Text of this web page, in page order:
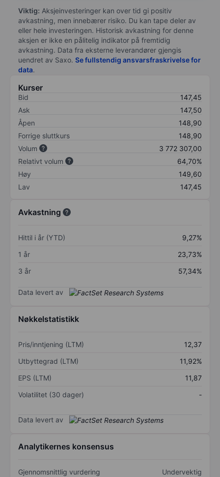
Viktig: Aksjeinvesteringer kan over tid gi positiv
avkastning, men innebærer risiko. Du kan tape deler av
eller hele investeringen. Historisk avkastning for denne
aksjen er ikke en pålitelig indikator på fremtidig
avkastning. Data fra eksterne leverandører gjengis
uendret av Saxo. Se fullstendig ansvarsfraskrivelse for
data.
Kurser
Bid
147,45
Ask
147,50
Åpen
148,90
Forrige sluttkurs
148,90
Volum
3 772 307,00
Relativt volum
64,70%
Høy
149,60
Lav
147,45
Avkastning
Hittil i år (YTD)
9,27%
1 år
23,73%
3 år
57,34%
Data levert av
Nøkkelstatistikk
Pris/inntjening (LTM)
12,37
Utbyttegrad (LTM)
11,92%
EPS (LTM)
11,87
Volatilitet (30 dager)
-
Data levert av
Analytikernes konsensus
Gjennomsnittlig vurdering Undervektig